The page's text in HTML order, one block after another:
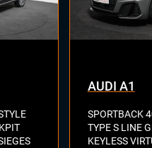
AUDI A1
SPORTBACK
TYPE S LINE
KEYLESS